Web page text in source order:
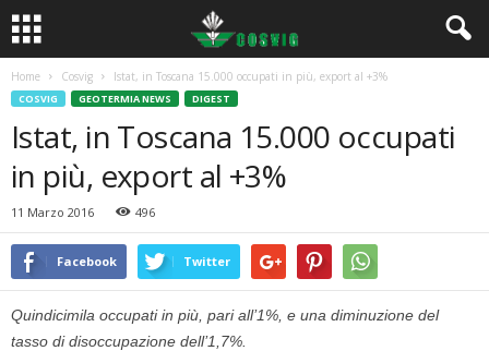
Home Cosvig Istat, in Toscana 15.000 occupati in più, export al +3%
COSVIG GEOTERMIA NEWS DIGEST
Istat, in Toscana 15.000 occupati
in più, export al +3%
11 Marzo 2016 496
Facebook Twitter
Quindicimila occupati in più, pari all’1%, e una diminuzione del
tasso di disoccupazione dell’1,7%.